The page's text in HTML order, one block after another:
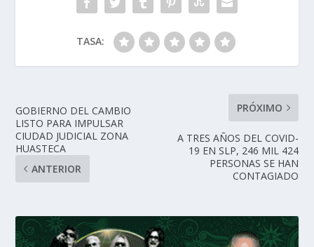
TASA:
GOBIERNO DEL CAMBIO
LISTO PARA IMPULSAR
CIUDAD JUDICIAL ZONA
HUASTECA
ANTERIOR
PRÓXIMO
A TRES AÑOS DEL COVID-
19 EN SLP, 246 MIL 424
PERSONAS SE HAN
CONTAGIADO